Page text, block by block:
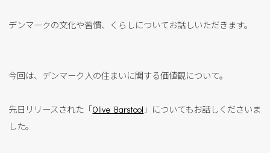
デンマークの文化や習慣、くらしについてお話しいただきます。
今回は、デンマーク人の住まいに関する価値観について。
先日リリースされた「Olive Barstool 」についてもお話しくださいま
した。